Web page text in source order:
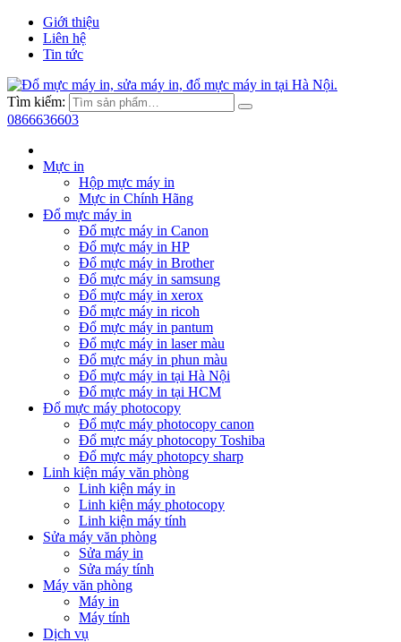
Giới thiệu
Liên hệ
Tin tức
Tìm kiếm:
0866636603
Mực in
Hộp mực máy in
Mực in Chính Hãng
Đổ mực máy in
Đổ mực máy in Canon
Đổ mực máy in HP
Đổ mực máy in Brother
Đổ mực máy in samsung
Đổ mực máy in xerox
Đổ mực máy in ricoh
Đổ mực máy in pantum
Đổ mực máy in laser màu
Đổ mực máy in phun màu
Đổ mực máy in tại Hà Nội
Đổ mực máy in tại HCM
Đổ mực máy photocopy
Đổ mực máy photocopy canon
Đổ mực máy photocopy Toshiba
Đổ mực máy photopcy sharp
Linh kiện máy văn phòng
Linh kiện máy in
Linh kiện máy photocopy
Linh kiện máy tính
Sửa máy văn phòng
Sửa máy in
Sửa máy tính
Máy văn phòng
Máy in
Máy tính
Dịch vụ